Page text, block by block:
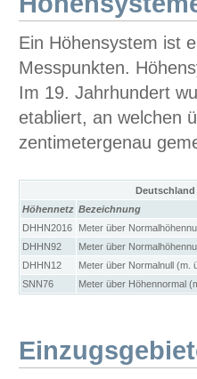
Ein Höhensystem ist
Messpunkten.
Im 19. Jahrhundert
etabliert, an welchen
zentimetergenau
Höhennetz Bezeichnung
DHHN2016
Meter über
DHHN92
Meter über
DHHN12
Meter über Normalnull (m.
SNN76
Meter über Höhennormal